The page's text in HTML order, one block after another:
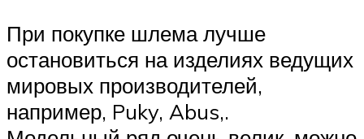
При покупке шлема лучше
остановиться на изделиях ведущих
мировых производителей,
например, Puky, Abus,.